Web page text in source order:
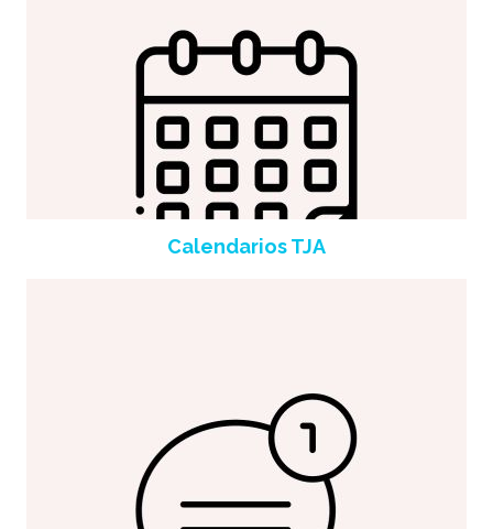
Calendarios TJA